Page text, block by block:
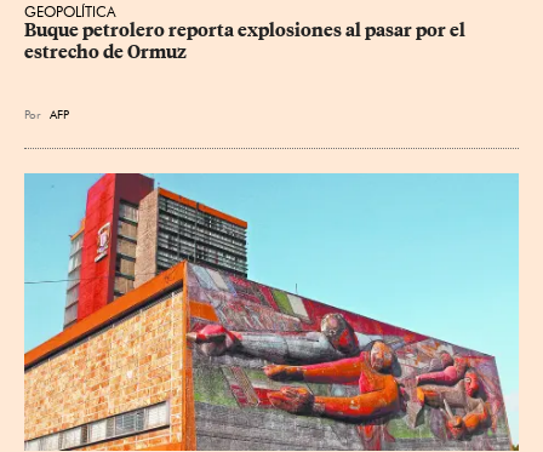
GEOPOLÍTICA
Buque petrolero reporta explosiones al pasar por el
estrecho de Ormuz
Por AFP